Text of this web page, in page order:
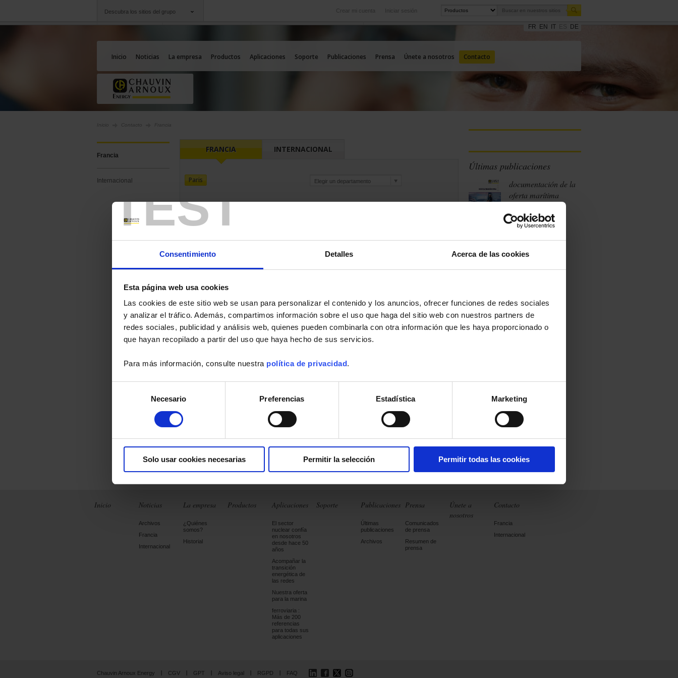
TEST
Consentimiento Detalles Acerca de las cookies
Esta página web usa cookies
Las cookies de este sitio web se usan para personalizar el contenido y los anuncios, ofrecer funciones de redes sociales
y analizar el tráfico. Además, compartimos información sobre el uso que haga del sitio web con nuestros partners de
redes sociales, publicidad y análisis web, quienes pueden combinarla con otra información que les haya proporcionado o
que hayan recopilado a partir del uso que haya hecho de sus servicios.
Para más información, consulte nuestra política de privacidad.
consentimiento
Necesario Preferencias Estadística Marketing
Solo usar cookies necesarias Permitir la selección Permitir todas las cookies
Descubra los sitios del grupo Iniciar sesión
Crear mi cuenta
Chauvin Arnoux
Una oferta a su servicio
Nuestras filiales en el extranjero
FR EN IT DE
Inicio Noticias La empresa Productos Aplicaciones Soporte Publicaciones Prensa Únete a nosotros Contacto
Inicio Contacto Francia
Francia
Internacional
FRANCIA INTERNACIONAL
Paris
Chauvin Arnoux / Metrix Paris
85-88-90-91-92-63-95
12-16 Rue Sarah Bernhardt
92600
Asnières-Sur-Seine - France
Fax: +33 1 46 27 73 89
E-mail :info@chauvin-arnoux.fr
Chauvin Arnoux Energy
16 rue Georges Besse
Tél.: +33 1 75 60 10 30
arnoux.com
Últimas publicaciones
documentación de la
oferta marítima
Inicio Noticias
Archivos
Francia
Internacional
La empresa
¿Quiénes
somos?
Historial
Productos Aplicaciones
El sector
nuclear confía
en nosotros
desde hace 50
años
Acompañar la
transición
energética de
las redes
Nuestra oferta
para la marina
ferroviaria :
Más de 200
referencias
para todas sus
aplicaciones
Soporte Publicaciones
Últimas
publicaciones
Archivos
Prensa
Comunicados
de prensa
Resumen de
prensa
Únete a
nosotros
Contacto
Francia
Internacional
Chauvin Arnoux Energy CGV GPT Aviso legal RGPD FAQ